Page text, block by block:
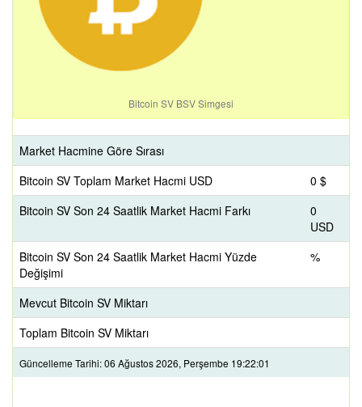
Bitcoin SV BSV Simgesi
Market Hacmine Göre Sırası
Bitcoin SV Toplam Market Hacmi USD
0 $
Bitcoin SV Son 24 Saatlik Market Hacmi Farkı
0
USD
Bitcoin SV Son 24 Saatlik Market Hacmi Yüzde
Değişimi
%
Mevcut Bitcoin SV Miktarı
Toplam Bitcoin SV Miktarı
Güncelleme Tarihi: 06 Ağustos 2026, Perşembe 19:22:01